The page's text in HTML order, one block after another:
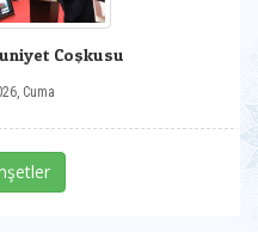
Coşkusu
Cuma